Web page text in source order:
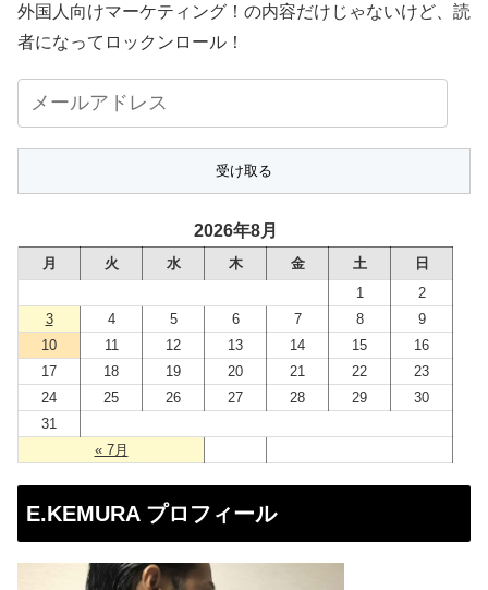
外国人向けマーケティング！の内容だけじゃないけど、読
者になってロックンロール！
ー
ル
レ
ス
2026年8月
月 火 水 木 金 土 日
« 7月
1
2
3
4 5 6 7 8
9
10
11 12 13 14 15
16
17
18 19 20 21 22
23
24
25 26 27 28 29
30
31
E.KEMURA プロフィール